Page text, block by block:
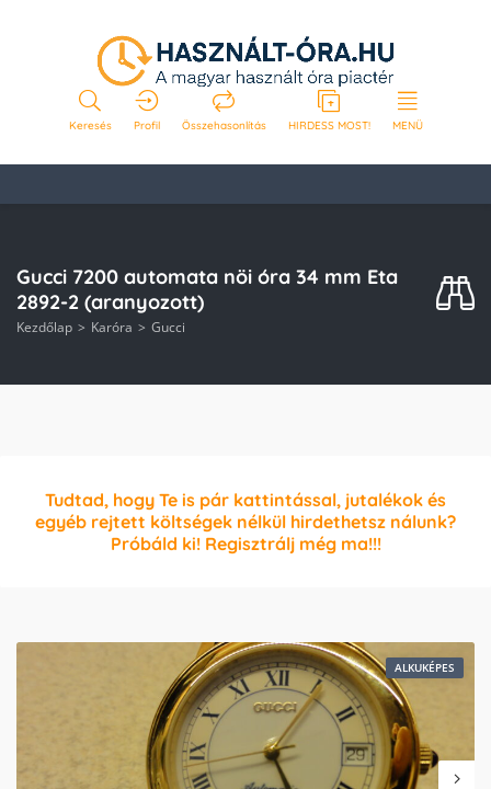
Keresés Profil Összehasonlítás HIRDESS MOST! MENÜ
Gucci 7200 automata nöi óra 34 mm Eta
2892-2 (aranyozott)
Kezdőlap Karóra Gucci
Tudtad, hogy Te is pár kattintással, jutalékok és
egyéb rejtett költségek nélkül hirdethetsz nálunk?
Próbáld ki! Regisztrálj még ma!!!
ALKUKÉPES